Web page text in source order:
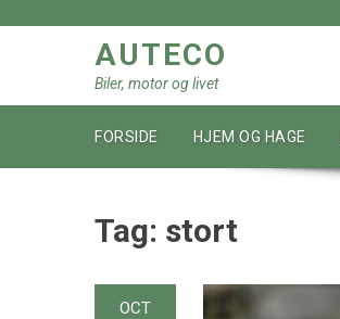
AUTECO
Biler, motor og livet
FORSIDE HJEM OG HAGE
Tag: stort
OCT